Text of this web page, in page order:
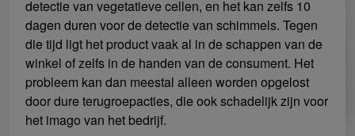
detectie van vegetatieve cellen, en het kan zelfs 10
dagen duren voor de detectie van schimmels. Tegen
die tijd ligt het product vaak al in de schappen van de
winkel of zelfs in de handen van de consument. Het
probleem kan dan meestal alleen worden opgelost
door dure terugroepacties, die ook schadelijk zijn voor
het imago van het bedrijf.